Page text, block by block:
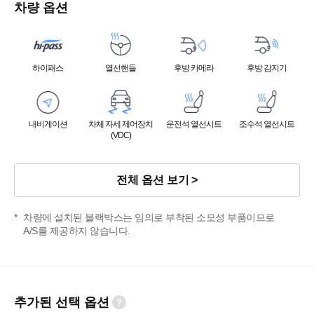
차량 옵션
하이패스 열선핸들 후방 카메라 후방 감지기
내비게이션
차체 자세 제어장치
(VDC)
운전석 열선시트 조수석 열선시트
전체 옵션 보기
차량에 설치된 블랙박스는 임의로 부착된 소모성 부품이므로
A/S를 제공하지 않습니다.
추가된 선택 옵션